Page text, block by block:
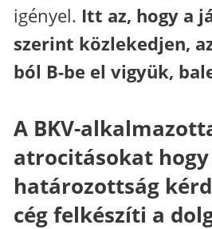
igényel. Itt az, hogy a
szerint közlekedjen,
ból B-be el vigyük,
A BKV-
atrocitásokat hogy
határozottság
cég felkészíti a